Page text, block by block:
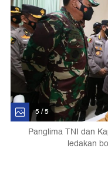
5 / 5
Panglima TNI dan
ledakan